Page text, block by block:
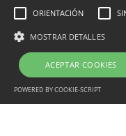
de
Per Tàrrega
ORIENTACIÓN
MOSTRAR DETALLES
ACEPTAR COOKIES
POWERED BY COOKIE-SCRIPT